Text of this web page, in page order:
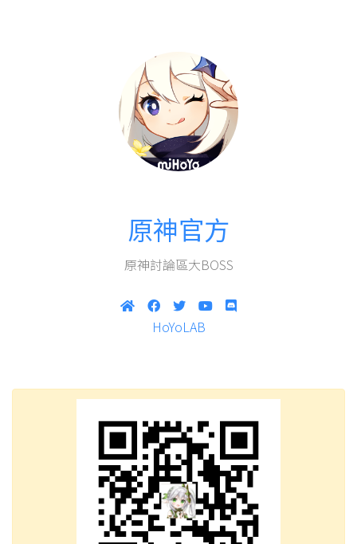
原神官方
原神討論區大BOSS
HoYoLAB